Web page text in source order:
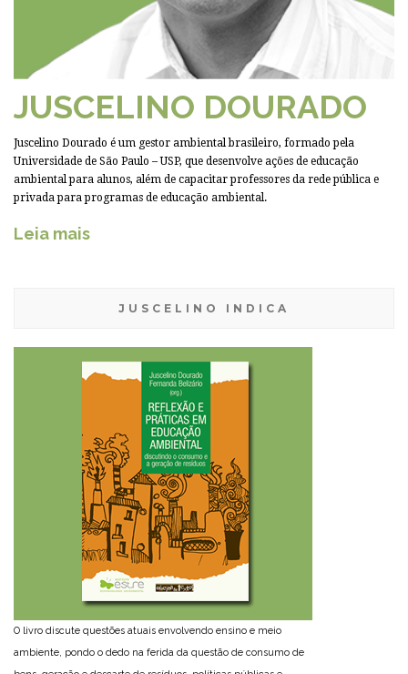
JUSCELINO DOURADO
Juscelino Dourado é um gestor ambiental brasileiro, formado pela
Universidade de São Paulo – USP, que desenvolve ações de educação
ambiental para alunos, além de capacitar professores da rede pública e
privada para programas de educação ambiental.
Leia mais
JUSCELINO INDICA
O livro discute questões atuais envolvendo ensino e meio
ambiente, pondo o dedo na ferida da questão de consumo de